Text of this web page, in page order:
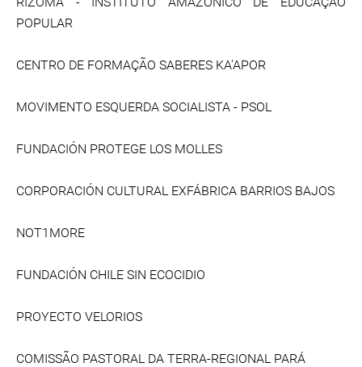
POPULAR
CENTRO DE FORMAÇÃO SABERES KA'APOR
MOVIMENTO ESQUERDA SOCIALISTA - PSOL
FUNDACIÓN PROTEGE LOS MOLLES
CORPORACIÓN CULTURAL EXFÁBRICA BARRIOS BAJOS
NOT1MORE
FUNDACIÓN CHILE SIN ECOCIDIO
PROYECTO VELORIOS
COMISSÃO PASTORAL DA TERRA-REGIONAL PARÁ